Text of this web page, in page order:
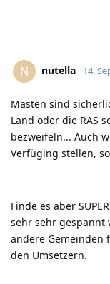
N nutella 14.
Masten sind
Land oder die RAS
bezweifeln... Auch
Verfüging stellen,
Finde es aber
sehr sehr gespannt
andere Gemeinden
den Umsetzern.